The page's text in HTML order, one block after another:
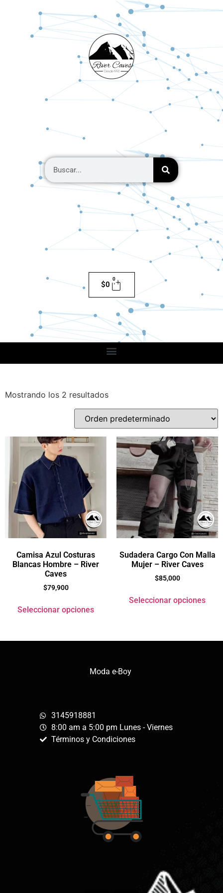
$0
0
Mostrando los 2 resultados
Camisa Azul Costuras
Blancas Hombre – River
Caves
$79,900
Seleccionar opciones
Sudadera Cargo Con Malla
Mujer – River Caves
$85,000
Seleccionar opciones
Moda e-Boy
3145918881
8:00 am a 5:00 pm Lunes - Viernes
Términos y Condiciones